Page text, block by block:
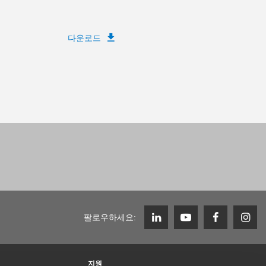
다운로드
팔로우하세요:
지원